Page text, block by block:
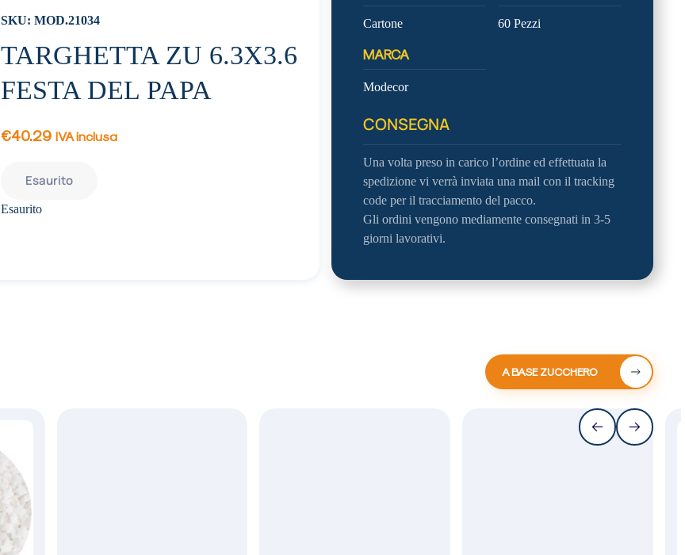
SKU: MOD.21034
TARGHETTA ZU 6.3X3.6
FESTA DEL PAPA
€40.29 IVA inclusa
Esaurito
Esaurito
Cartone 60 Pezzi
MARCA
Modecor
CONSEGNA
Una volta preso in carico l’ordine ed effettuata la
spedizione vi verrà inviata una mail con il tracking
code per il tracciamento del pacco.
Gli ordini vengono mediamente consegnati in 3-5
giorni lavorativi.
A BASE ZUCCHERO